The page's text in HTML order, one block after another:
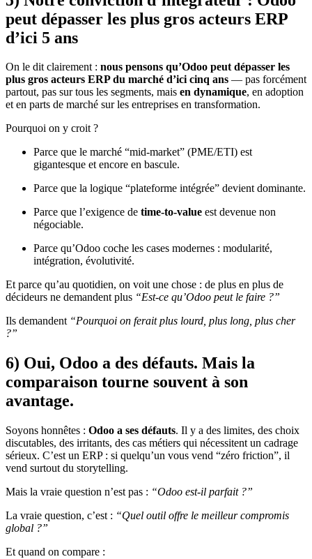
peut dépasser les plus gros acteurs ERP
d’ici 5 ans
On le dit clairement : nous pensons qu’Odoo peut dépasser les
plus gros acteurs ERP du marché d’ici cinq ans — pas forcément
partout, pas sur tous les segments, mais en dynamique, en adoption
et en parts de marché sur les entreprises en transformation.
Pourquoi on y croit ?
Parce que le marché “mid-market” (PME/ETI) est
gigantesque et encore en bascule.
Parce que la logique “plateforme intégrée” devient dominante.
Parce que l’exigence de time-to-value est devenue non
négociable.
Parce qu’Odoo coche les cases modernes : modularité,
intégration, évolutivité.
Et parce qu’au quotidien, on voit une chose : de plus en plus de
décideurs ne demandent plus “Est-ce qu’Odoo peut le faire ?”
Ils demandent “Pourquoi on ferait plus lourd, plus long, plus cher
?”
6) Oui, Odoo a des défauts. Mais la
comparaison tourne souvent à son
avantage.
Soyons honnêtes : Odoo a ses défauts. Il y a des limites, des choix
discutables, des irritants, des cas métiers qui nécessitent un cadrage
sérieux. C’est un ERP : si quelqu’un vous vend “zéro friction”, il
vend surtout du storytelling.
Mais la vraie question n’est pas : “Odoo est-il parfait ?”
La vraie question, c’est : “Quel outil offre le meilleur compromis
global ?”
Et quand on compare :